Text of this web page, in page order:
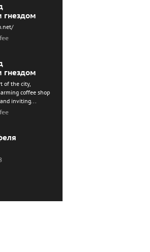
гнездом
гнездом
of the city,
coffee shop
inviting...